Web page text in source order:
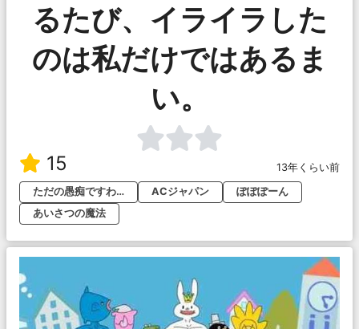
るたび、イライラした
のは私だけではあるま
い。
15
13年くらい前
ただの愚痴ですわ…
ACジャパン
ぽぽぽーん
あいさつの魔法